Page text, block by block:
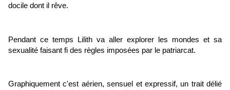
docile dont il rêve.
Pendant ce temps Lilith va aller explorer les mondes et sa
sexualité faisant fi des règles imposées par le patriarcat.
Graphiquement c'est aérien, sensuel et expressif, un trait délié